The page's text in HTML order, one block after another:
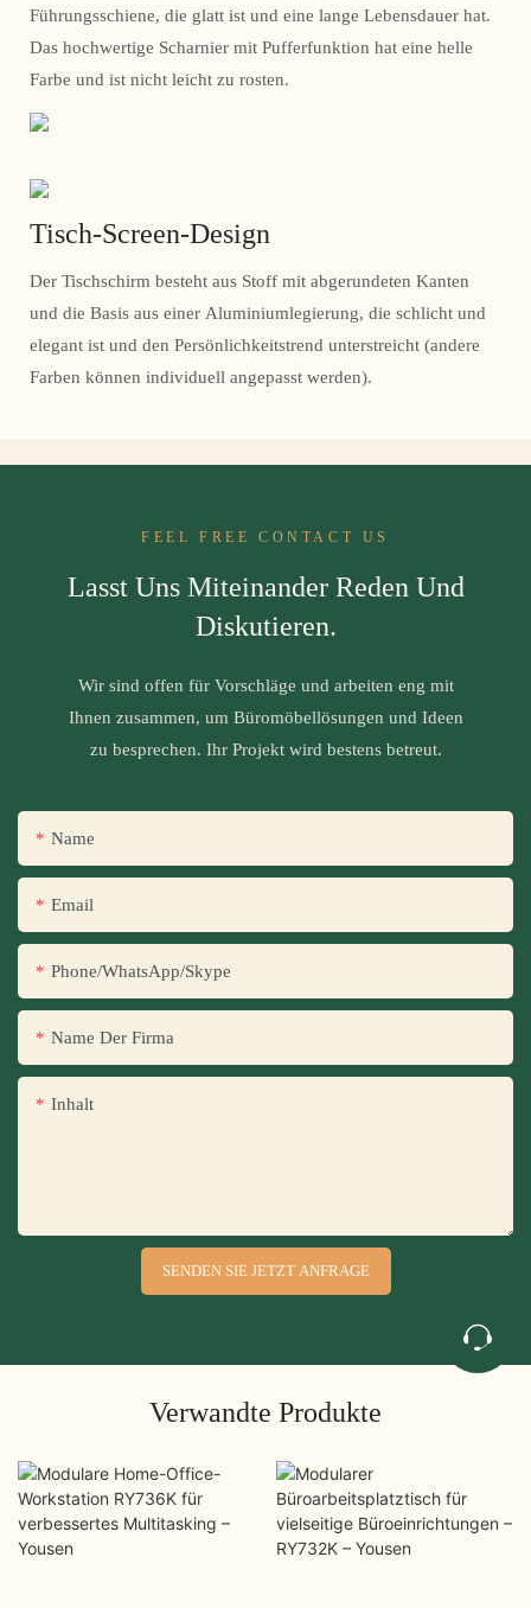
Führungsschiene, die glatt ist und eine lange Lebensdauer hat.
Das hochwertige Scharnier mit Pufferfunktion hat eine helle
Farbe und ist nicht leicht zu rosten.
Tisch-Screen-Design
Der Tischschirm besteht aus Stoff mit abgerundeten Kanten
und die Basis aus einer Aluminiumlegierung, die schlicht und
elegant ist und den Persönlichkeitstrend unterstreicht (andere
Farben können individuell angepasst werden).
FEEL FREE CONTACT US
Lasst Uns Miteinander Reden Und
Diskutieren.
Wir sind offen für Vorschläge und arbeiten eng mit
Ihnen zusammen, um Büromöbellösungen und Ideen
zu besprechen. Ihr Projekt wird bestens betreut.
Name
Email
Phone/WhatsApp/Skype
Name Der Firma
Inhalt
SENDEN SIE JETZT ANFRAGE
Verwandte Produkte